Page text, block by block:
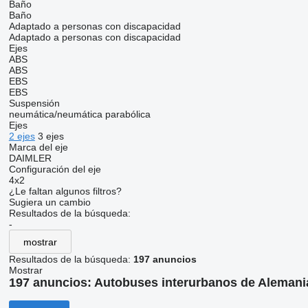
Baño
Baño
Adaptado a personas con discapacidad
Adaptado a personas con discapacidad
Ejes
ABS
ABS
EBS
EBS
Suspensión
neumática/neumática parabólica
Ejes
2 ejes 3 ejes
Marca del eje
DAIMLER
Configuración del eje
4x2
¿Le faltan algunos filtros?
Sugiera un cambio
Resultados de la búsqueda:
-
mostrar
Resultados de la búsqueda: 197 anuncios
Mostrar
197 anuncios: Autobuses interurbanos de